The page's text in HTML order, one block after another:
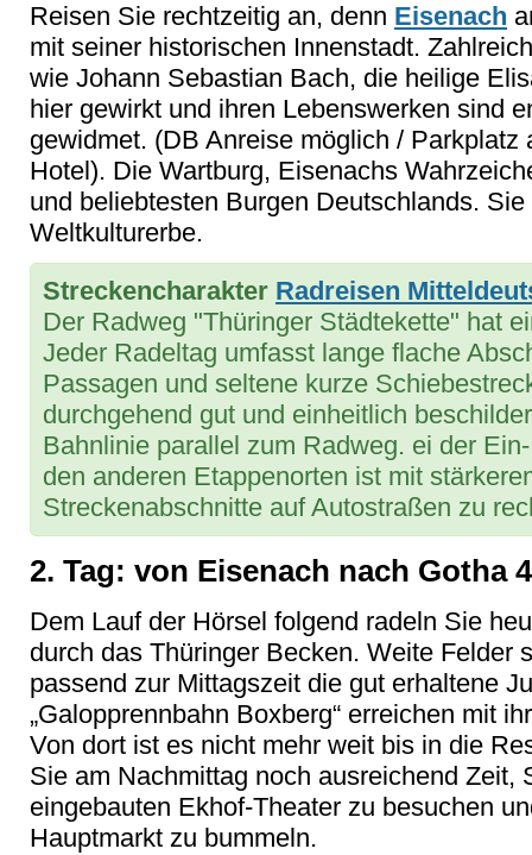
Reisen Sie rechtzeitig an, denn Eisenach
mit seiner historischen Innenstadt.
wie Johann Sebastian Bach, die heilige
hier gewirkt und ihren Lebenswerken sind
gewidmet. (DB Anreise möglich / Parkplatz
Hotel). Die Wartburg, Eisenachs
und beliebtesten Burgen Deutschlands.
Weltkulturerbe.
Streckencharakter Radreisen
Der Radweg "Thüringer Städtekette" hat
Jeder Radeltag umfasst lange flache
Passagen und seltene kurze
durchgehend gut und einheitlich
Bahnlinie parallel zum Radweg. ei der
den anderen Etappenorten ist mit
Streckenabschnitte auf Autostraßen zu
2. Tag: von Eisenach nach Gotha
Dem Lauf der Hörsel folgend radeln Sie
durch das Thüringer Becken. Weite Felder
passend zur Mittagszeit die gut erhaltene
„Galopprennbahn Boxberg“ erreichen mit
Von dort ist es nicht mehr weit bis in die
Sie am Nachmittag noch ausreichend Zeit,
eingebauten Ekhof-Theater zu besuchen
Hauptmarkt zu bummeln.